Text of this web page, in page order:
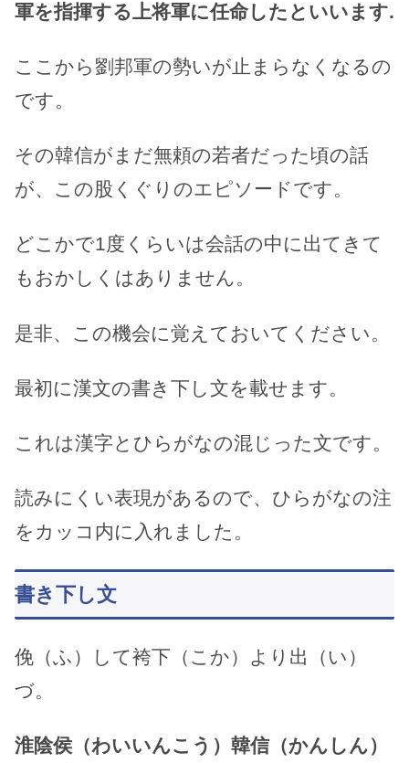
軍を指揮する上将軍に任命したといいます.
ここから劉邦軍の勢いが止まらなくなるの
です。
その韓信がまだ無頼の若者だった頃の話
が、この股くぐりのエピソードです。
どこかで1度くらいは会話の中に出てきて
もおかしくはありません。
是非、この機会に覚えておいてください。
最初に漢文の書き下し文を載せます。
これは漢字とひらがなの混じった文です。
読みにくい表現があるので、ひらがなの注
をカッコ内に入れました。
書き下し文
俛（ふ）して袴下（こか）より出（い）
づ。
淮陰侯（わいいんこう）韓信（かんしん）